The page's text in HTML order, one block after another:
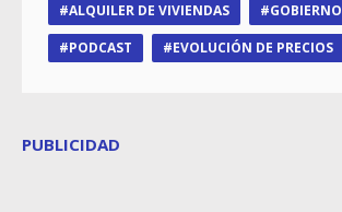
ALQUILER DE VIVIENDAS
GOBIERNO
PODCAST
EVOLUCIÓN DE PRECIOS
PUBLICIDAD